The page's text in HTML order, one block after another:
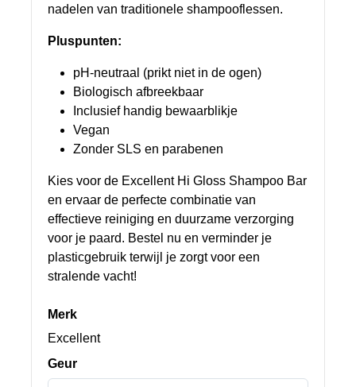
nadelen van traditionele shampooflessen.
Pluspunten:
pH-neutraal (prikt niet in de ogen)
Biologisch afbreekbaar
Inclusief handig bewaarblikje
Vegan
Zonder SLS en parabenen
Kies voor de Excellent Hi Gloss Shampoo Bar
en ervaar de perfecte combinatie van
effectieve reiniging en duurzame verzorging
voor je paard. Bestel nu en verminder je
plasticgebruik terwijl je zorgt voor een
stralende vacht!
Merk
Excellent
Geur